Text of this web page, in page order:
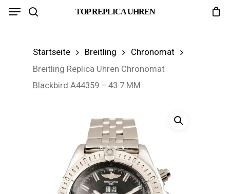
Skip
TOP REPLICA UHREN
Menu
Startseite Breitling
Chronomat
Breitling Replica Uhren Chronomat
Blackbird A44359 – 43.7 MM